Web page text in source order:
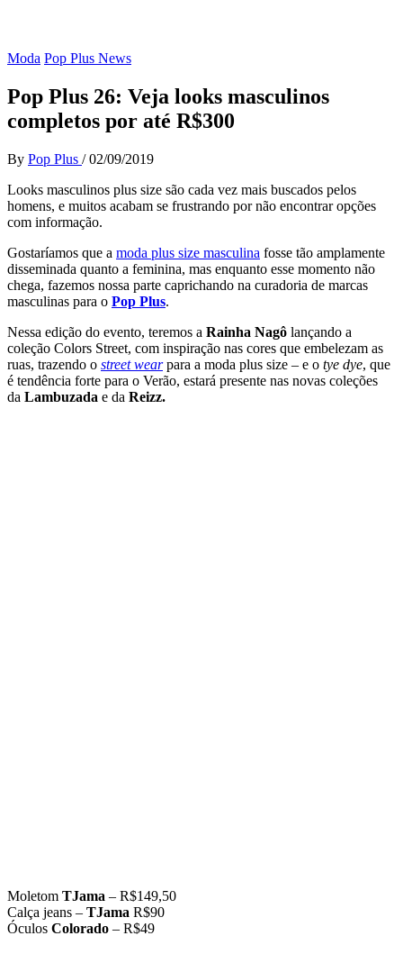
Moda Pop Plus News
Pop Plus 26: Veja looks masculinos
completos por até R$300
By Pop Plus / 02/09/2019
Looks masculinos plus size são cada vez mais buscados pelos
homens, e muitos acabam se frustrando por não encontrar opções
com informação.
Gostaríamos que a moda plus size masculina fosse tão amplamente
disseminada quanto a feminina, mas enquanto esse momento não
chega, fazemos nossa parte caprichando na curadoria de marcas
masculinas para o Pop Plus.
Nessa edição do evento, teremos a Rainha Nagô lançando a
coleção Colors Street, com inspiração nas cores que embelezam as
ruas, trazendo o street wearpara a moda plus size – e o tye dye, que
é tendência forte para o Verão, estará presente nas novas coleções
da Lambuzada e da Reizz.
Moletom TJama – R$149,50
Calça jeans – TJama R$90
Óculos Colorado – R$49